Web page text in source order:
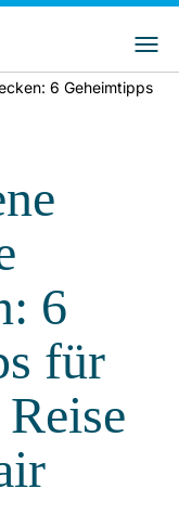
6 Geheimtipps
6
für